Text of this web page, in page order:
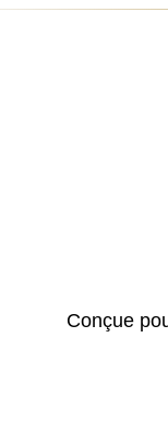
Conçue